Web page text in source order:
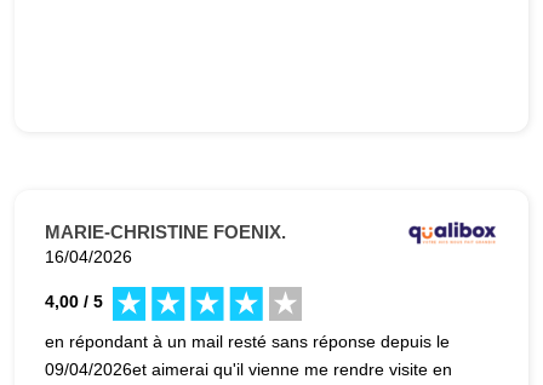
MARIE-CHRISTINE FOENIX.
16/04/2026
4,00 / 5
en répondant à un mail resté sans réponse depuis le
09/04/2026et aimerai qu'il vienne me rendre visite en